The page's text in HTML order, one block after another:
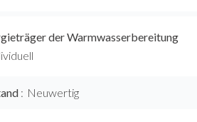
der Warmwasserbereitung
Neuwertig